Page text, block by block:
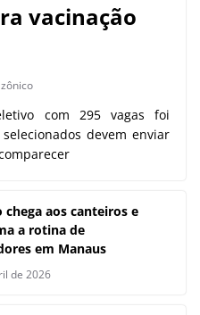
vacinação
com 295 vagas foi
devem enviar
chega aos canteiros e
a rotina de
em Manaus
de 2026